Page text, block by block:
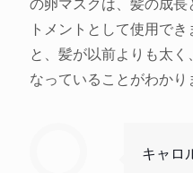
の卵マスクは、髪の成
トメントとして使用で
と、髪が以前よりも太
なっていることがわかり
キャロ